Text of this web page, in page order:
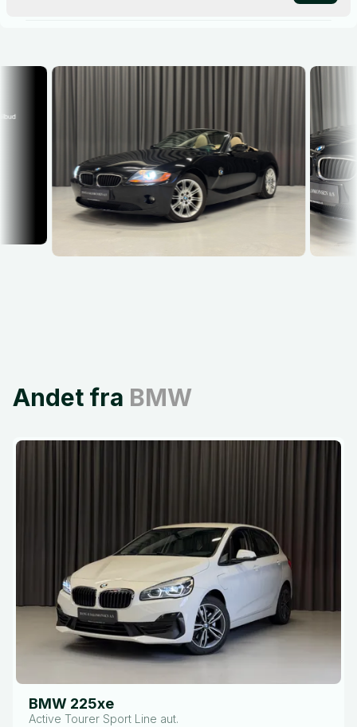
Andet fra BMW
BMW 225xe
Active Tourer Sport Line aut.